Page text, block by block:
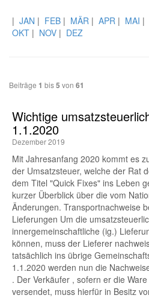
| JAN | FEB | MÄR | APR | MAI |
OKT | NOV | DEZ
Beiträge 1 bis5 von 61
Wichtige
1.1.2020
Dezember 2019
Mit Jahresanfang 2020 kommt es
der Umsatzsteuer, welche der Rat
dem Titel "Quick Fixes" ins Leben
kurzer Überblick über die vom
Änderungen. Transportnachweise
Lieferungen Um die
innergemeinschaftliche (ig.)
können, muss der Lieferer
tatsächlich ins übrige
1.1.2020 werden nun die
. Der Verkäufer , sofern er die
versendet, muss hierfür in Besitz